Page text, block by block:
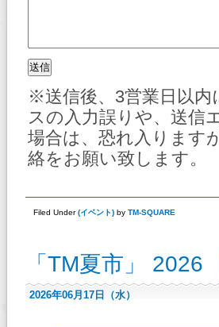
※送信後、3営業日以内
スの入力誤りや、送信
場合は、恐れ入りま
絡をお願い致します。
Filed Under(イベント) by TM-SQUARE
「TM夏市」
2026年06月17日（水）